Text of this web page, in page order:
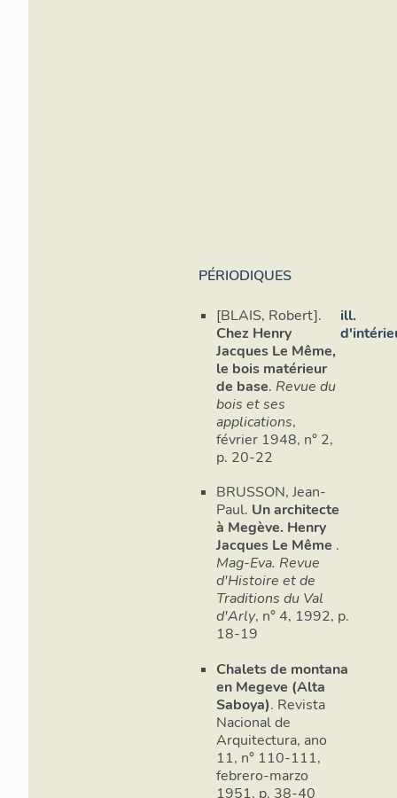
PÉRIODIQUES
[BLAIS, Robert].
Chez Henry
Jacques Le Même,
le bois matérieur
de base. Revue du
bois et ses
applications,
février 1948, n° 2,
p. 20-22
ill.
BRUSSON, Jean-
Paul. Un architecte
à Megève. Henry
Jacques Le Même .
Mag-Eva. Revue
d'Histoire et de
Traditions du Val
d'Arly, n° 4, 1992, p.
18-19
Chalets de montana
en Megeve (Alta
Saboya). Revista
Nacional de
Arquitectura, ano
11, n° 110-111,
febrero-marzo
1951, p. 38-40